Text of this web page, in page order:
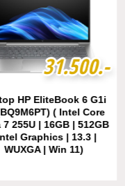
31.500.-
31.500.-
HP EliteBook 6 G1i
( Intel Core
7 255U | 16GB | 512GB
Graphics | 13.3 |
WUXGA | Win 11)